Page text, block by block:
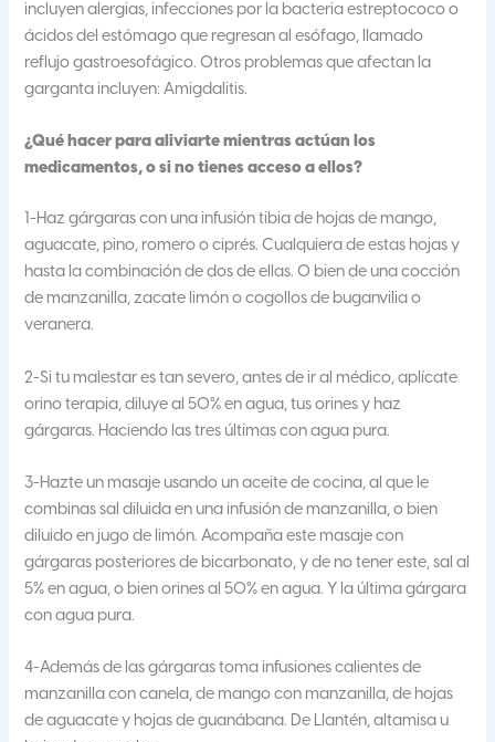
incluyen alergias, infecciones por la bacteria estreptococo o
ácidos del estómago que regresan al esófago, llamado
reflujo gastroesofágico. Otros problemas que afectan la
garganta incluyen: Amigdalitis.
¿Qué hacer para aliviarte mientras actúan los
medicamentos, o si no tienes acceso a ellos?
1-Haz gárgaras con una infusión tibia de hojas de mango,
aguacate, pino, romero o ciprés. Cualquiera de estas hojas y
hasta la combinación de dos de ellas. O bien de una cocción
de manzanilla, zacate limón o cogollos de buganvilia o
veranera.
2-Si tu malestar es tan severo, antes de ir al médico, aplícate
orino terapia, diluye al 50% en agua, tus orines y haz
gárgaras. Haciendo las tres últimas con agua pura.
3-Hazte un masaje usando un aceite de cocina, al que le
combinas sal diluida en una infusión de manzanilla, o bien
diluido en jugo de limón. Acompaña este masaje con
gárgaras posteriores de bicarbonato, y de no tener este, sal al
5% en agua, o bien orines al 50% en agua. Y la última gárgara
con agua pura.
4-Además de las gárgaras toma infusiones calientes de
manzanilla con canela, de mango con manzanilla, de hojas
de aguacate y hojas de guanábana. De Llantén, altamisa u